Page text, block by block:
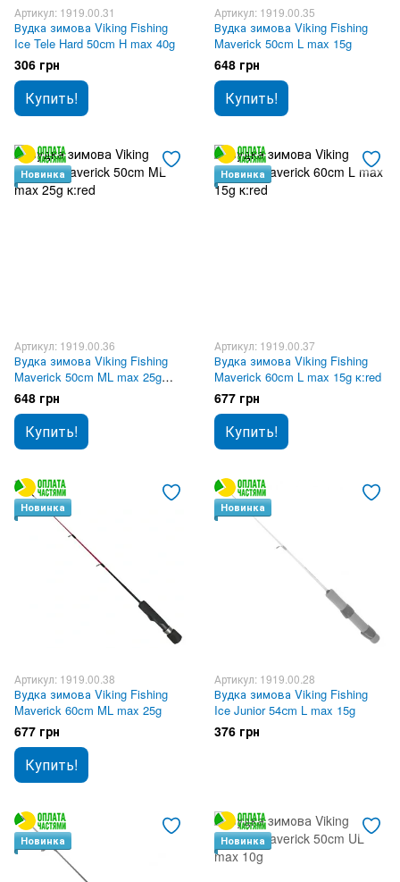
Артикул: 1919.00.31
Вудка зимова Viking Fishing
Ice Tele Hard 50сm H max 40g
306 грн
Купить!
Артикул: 1919.00.35
Вудка зимова Viking Fishing
Maverick 50cm L max 15g
648 грн
Купить!
Новинка
Артикул: 1919.00.36
Вудка зимова Viking Fishing
Maverick 50cm ML max 25g
к:red
648 грн
Купить!
Новинка
Артикул: 1919.00.37
Вудка зимова Viking Fishing
Maverick 60cm L max 15g к:red
677 грн
Купить!
Новинка
Артикул: 1919.00.38
Вудка зимова Viking Fishing
Maverick 60cm ML max 25g
677 грн
Купить!
Новинка
Артикул: 1919.00.28
Вудка зимова Viking Fishing
Ice Junior 54сm L max 15g
376 грн
Новинка Новинка